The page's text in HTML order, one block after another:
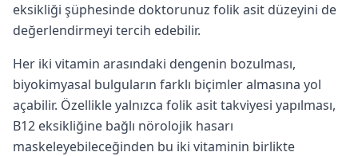
eksikliği şüphesinde doktorunuz folik asit düzeyini de
değerlendirmeyi tercih edebilir.
Her iki vitamin arasındaki dengenin bozulması,
biyokimyasal bulguların farklı biçimler almasına yol
açabilir. Özellikle yalnızca folik asit takviyesi yapılması,
B12 eksikliğine bağlı nörolojik hasarı
maskeleyebileceğinden bu iki vitaminin birlikte